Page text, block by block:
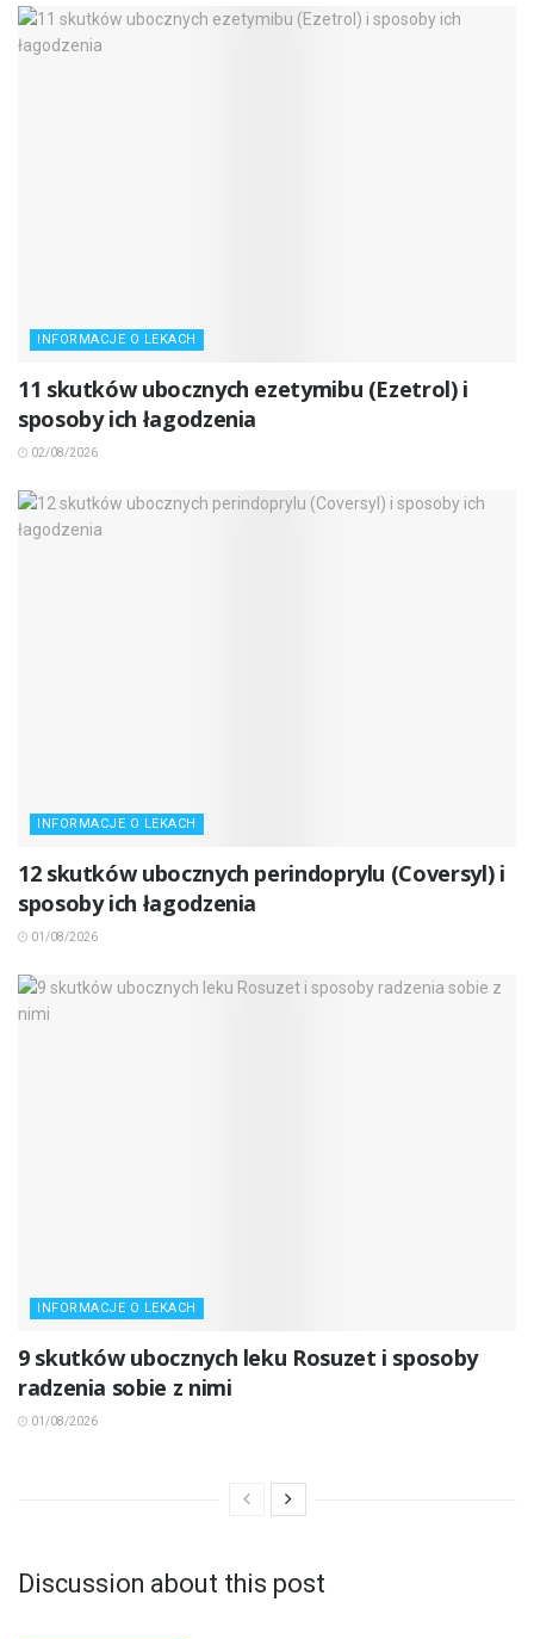
INFORMACJE O LEKACH
11 skutków ubocznych ezetymibu (Ezetrol) i
sposoby ich łagodzenia
02/08/2026
INFORMACJE O LEKACH
12 skutków ubocznych perindoprylu (Coversyl) i
sposoby ich łagodzenia
01/08/2026
INFORMACJE O LEKACH
9 skutków ubocznych leku Rosuzet i sposoby
radzenia sobie z nimi
01/08/2026
Discussion about this post